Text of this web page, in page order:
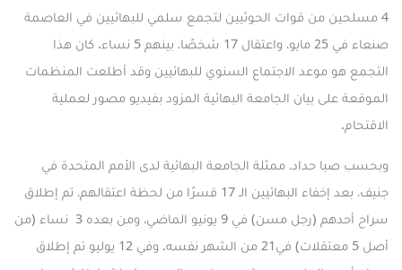
4 مسلحين من قوات الحوثيين لتجمع سلمي للبهائيين في العاصمة
صنعاء في 25 مايو، واعتقال 17 شخصًا، بينهم 5 نساء. كان هذا
التجمع هو موعد الاجتماع السنوي للبهائيين وقد أطلعت المنظمات
الموقعة على بيان الجامعة البهائية المزود بفيديو مصور لعملية
الاقتحام.
وبحسب صبا حداد، ممثلة الجامعة البهائية لدى الأمم المتحدة في
جنيف، بعد إخفاء البهائيين الـ 17 قسرًا من لحظة اعتقالهم، تم إطلاق
سراح أحدهم (رجل مسن) في 9 يونيو الماضي، ومن بعده 3 نساء (من
أصل 5 معتقلات) في21 من الشهر نفسه. وفي 12 يوليو تم إطلاق